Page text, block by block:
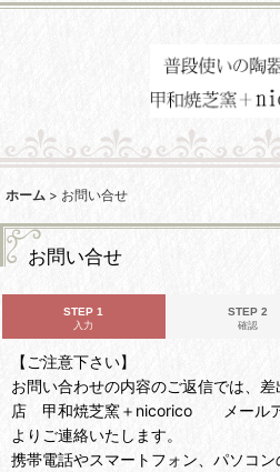
ホーム > お問い合せ
お問い合せ
STEP 1
入力
STEP 2
確認
【ご注意下さい】
お問い合わせの内容のご返信では、
店 甲和焼芝窯＋nicorico メールア
よりご連絡いたします。
携帯電話やスマートフォン、パソコ